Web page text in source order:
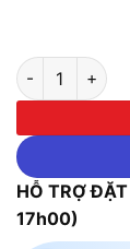
Kềm răng cao
HỖ TRỢ
17h00)